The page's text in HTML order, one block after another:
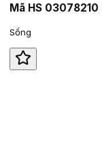
Mã HS 03078210
Sống